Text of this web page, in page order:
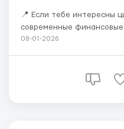
📍 Если тебе интересны
современные финансовые
Роман Борисов 📱 @Borisov_corp 🏢 О нас
континентов для
08-01-2026